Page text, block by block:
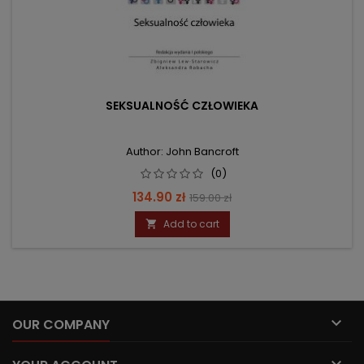
SEKSUALNOŚĆ CZŁOWIEKA
Author: John Bancroft
(0)
Price
134.90 zł Regular
price
159.00 zł
 Add to cart
OUR COMPANY 